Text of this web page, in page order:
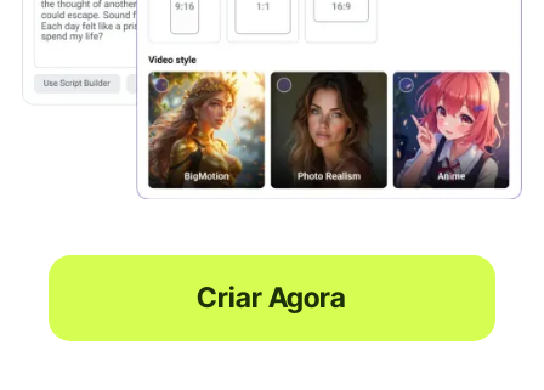
Criar Agora